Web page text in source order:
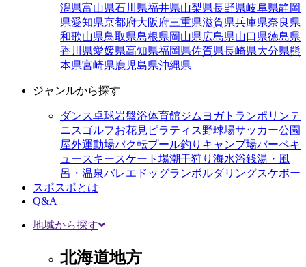
潟県富山県石川県福井県山梨県長野県岐阜県静岡
県愛知県京都府大阪府三重県滋賀県兵庫県奈良県
和歌山県鳥取県島根県岡山県広島県山口県徳島県
香川県愛媛県高知県福岡県佐賀県長崎県大分県熊
本県宮崎県鹿児島県沖縄県
ジャンルから探す
ダンス卓球岩盤浴体育館ジム ヨガトランポリンテ
ニス ゴルフお花見 ピラティス野球場サッカー公園
屋外運動場バク転プール釣り キャンプ場バーベキ
ュースキースケート場潮干狩り 海水浴銭湯・風
呂・温泉バレエ ドッグランボルダリングスケボー
スポスポとは
Q&A
地域から探す
北海道地方